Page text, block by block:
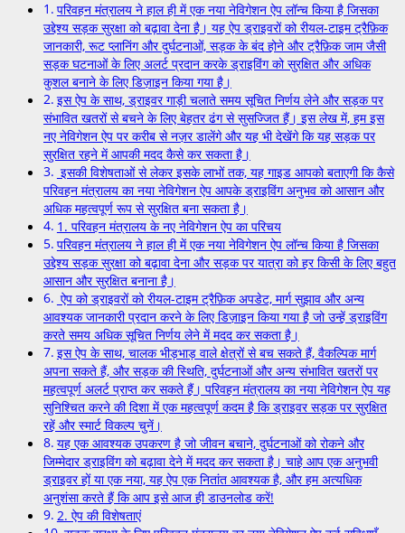
परिवहन मंत्रालय ने हाल ही में एक नया नेविगेशन ऐप लॉन्च किया है जिसका
उद्देश्य सड़क सुरक्षा को बढ़ावा देना है। यह ऐप ड्राइवरों को रीयल-टाइम ट्रैफ़िक
जानकारी, रूट प्लानिंग और दुर्घटनाओं, सड़क के बंद होने और ट्रैफ़िक जाम जैसी
सड़क घटनाओं के लिए अलर्ट प्रदान करके ड्राइविंग को सुरक्षित और अधिक
कुशल बनाने के लिए डिज़ाइन किया गया है।
इस ऐप के साथ, ड्राइवर गाड़ी चलाते समय सूचित निर्णय लेने और सड़क पर
संभावित खतरों से बचने के लिए बेहतर ढंग से सुसज्जित हैं। इस लेख में, हम इस
नए नेविगेशन ऐप पर करीब से नज़र डालेंगे और यह भी देखेंगे कि यह सड़क पर
सुरक्षित रहने में आपकी मदद कैसे कर सकता है।
इसकी विशेषताओं से लेकर इसके लाभों तक, यह गाइड आपको बताएगी कि कैसे
परिवहन मंत्रालय का नया नेविगेशन ऐप आपके ड्राइविंग अनुभव को आसान और
अधिक महत्वपूर्ण रूप से सुरक्षित बना सकता है।
1. परिवहन मंत्रालय के नए नेविगेशन ऐप का परिचय
परिवहन मंत्रालय ने हाल ही में एक नया नेविगेशन ऐप लॉन्च किया है जिसका
उद्देश्य सड़क सुरक्षा को बढ़ावा देना और सड़क पर यात्रा को हर किसी के लिए बहुत
आसान और सुरक्षित बनाना है।
ऐप को ड्राइवरों को रीयल-टाइम ट्रैफ़िक अपडेट, मार्ग सुझाव और अन्य
आवश्यक जानकारी प्रदान करने के लिए डिज़ाइन किया गया है जो उन्हें ड्राइविंग
करते समय अधिक सूचित निर्णय लेने में मदद कर सकता है।
इस ऐप के साथ, चालक भीड़भाड़ वाले क्षेत्रों से बच सकते हैं, वैकल्पिक मार्ग
अपना सकते हैं, और सड़क की स्थिति, दुर्घटनाओं और अन्य संभावित खतरों पर
महत्वपूर्ण अलर्ट प्राप्त कर सकते हैं। परिवहन मंत्रालय का नया नेविगेशन ऐप यह
सुनिश्चित करने की दिशा में एक महत्वपूर्ण कदम है कि ड्राइवर सड़क पर सुरक्षित
रहें और स्मार्ट विकल्प चुनें।
यह एक आवश्यक उपकरण है जो जीवन बचाने, दुर्घटनाओं को रोकने और
जिम्मेदार ड्राइविंग को बढ़ावा देने में मदद कर सकता है। चाहे आप एक अनुभवी
ड्राइवर हों या एक नया, यह ऐप एक नितांत आवश्यक है, और हम अत्यधिक
अनुशंसा करते हैं कि आप इसे आज ही डाउनलोड करें!
2. ऐप की विशेषताएं